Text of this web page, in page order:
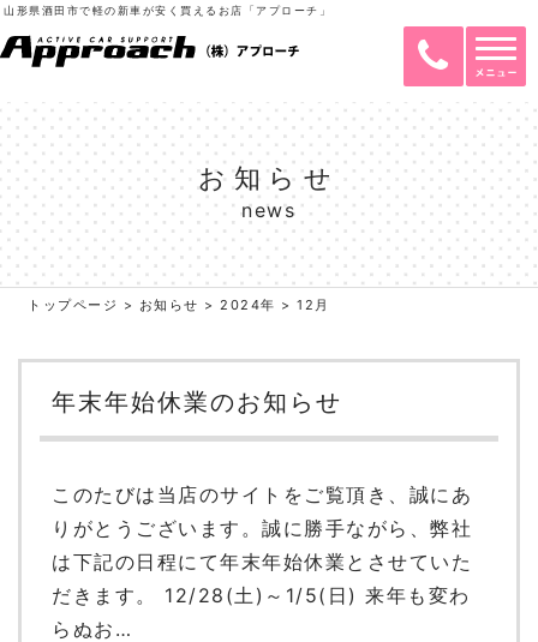
山形県酒田市で軽の新車が安く買えるお店「アプローチ」
お知らせ
news
トップページ > お知らせ >2024年 >12月
年末年始休業のお知らせ
このたびは当店のサイトをご覧頂き、誠にあ
りがとうございます。誠に勝手ながら、弊社
は下記の日程にて年末年始休業とさせていた
だきます。 12/28(土)～1/5(日) 来年も変わ
らぬお…